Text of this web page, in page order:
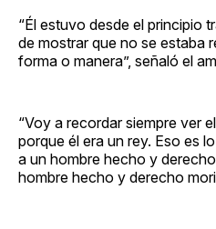
“Él estuvo desde el principio
de mostrar que no se estaba
forma o manera”, señaló el
“Voy a recordar siempre ver
porque él era un rey. Eso es
a un hombre hecho y
hombre hecho y derecho